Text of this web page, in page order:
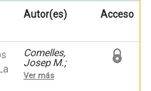
Autor(es) Acceso
Comelles,
Josep M.;
Perdiguero-Gil,
Enrique;
Ver más